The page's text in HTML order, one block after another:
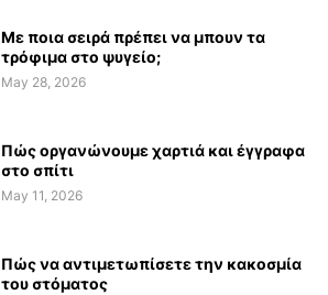
Με ποια σειρά πρέπει να μπουν τα
τρόφιμα στο ψυγείο;
May 28, 2026
Πώς οργανώνουμε χαρτιά και έγγραφα
στο σπίτι
May 11, 2026
Πώς να αντιμετωπίσετε την κακοσμία
του στόματος